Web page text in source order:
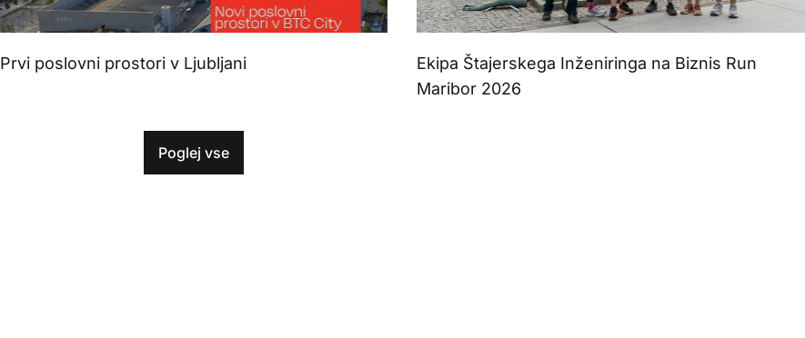
Prvi poslovni prostori v Ljubljani
Ekipa Štajerskega Inženiringa na Biznis Run
Maribor 2026
Poglej vse